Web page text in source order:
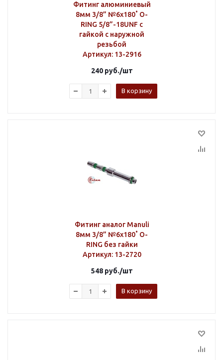
Фитинг алюминиевый
8мм 3/8” №6х180˚ O-
RING 5/8”-18UNF с
гайкой с наружной
резьбой
Артикул: 13-2916
240руб./шт
В корзину
Фитинг аналог Manuli
8мм 3/8” №6х180˚ O-
RING без гайки
Артикул: 13-2720
548руб./шт
В корзину